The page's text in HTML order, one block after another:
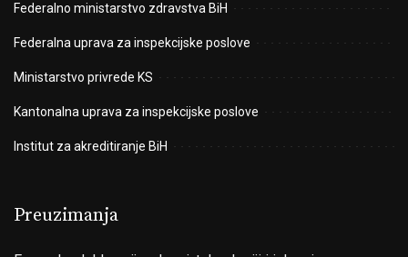
Federalno ministarstvo zdravstva BiH
Federalna uprava za inspekcijske poslove
Ministarstvo privrede KS
Kantonalna uprava za inspekcijske poslove
Institut za akreditiranje BiH
Preuzimanja